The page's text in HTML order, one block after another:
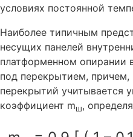
условиях постоянной
Наиболее типичным
несущих панелей
платформенном опирании
под перекрытием, причем,
перекрытий учитывается
коэффициент mш,